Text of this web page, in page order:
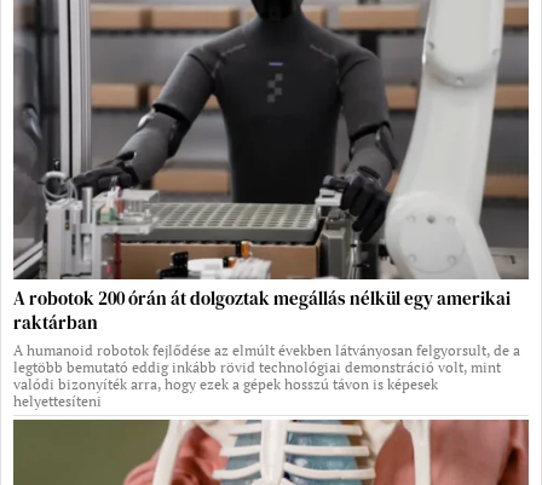
A robotok 200 órán át dolgoztak megállás nélkül egy amerikai
raktárban
A humanoid robotok fejlődése az elmúlt években látványosan felgyorsult, de a
legtöbb bemutató eddig inkább rövid technológiai demonstráció volt, mint
valódi bizonyíték arra, hogy ezek a gépek hosszú távon is képesek
helyettesíteni